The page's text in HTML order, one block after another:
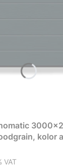
kolor
Z
VAT